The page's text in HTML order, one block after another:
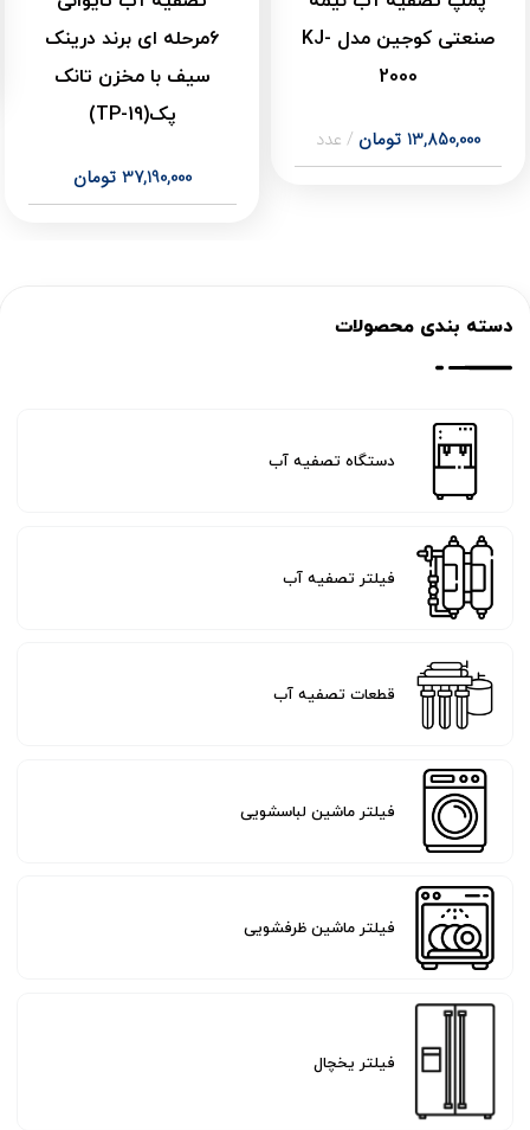
صنعتی کوجین مدل KJ-
2000
13,850,000 تومان عدد
۶مرحله ای برند درینک
سیف با مخزن تانک
پک(TP-19)
37,190,000 تومان
دسته بندی محصولات
دستگاه تصفیه آب
فیلتر تصفیه آب
قطعات تصفیه آب
فیلتر ماشین لباسشویی
فیلتر ماشین ظرفشویی
فیلتر یخچال